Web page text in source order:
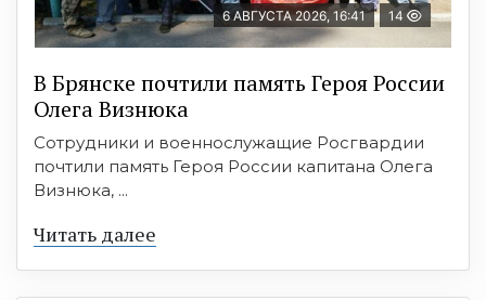
6 АВГУСТА 2026, 16:41 14
В Брянске почтили память Героя России
Олега Визнюка
Сотрудники и военнослужащие Росгвардии
почтили память Героя России капитана Олега
Визнюка, ...
Читать далее